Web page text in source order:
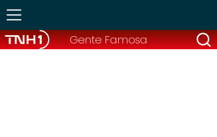
Gente Famosa